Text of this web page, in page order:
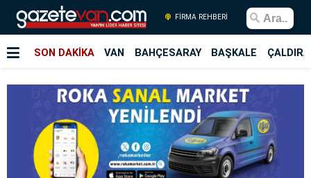
FİRMA REHBERİ
SON DAKİKA VAN BAHÇESARAY BAŞKALE